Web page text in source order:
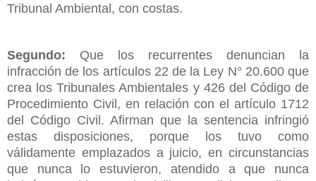
Tribunal Ambiental, con costas.
Segundo: Que los recurrentes denuncian la
infracción de los artículos 22 de la Ley N° 20.600 que
crea los Tribunales Ambientales y 426 del Código de
Procedimiento Civil, en relación con el artículo 1712
del Código Civil. Afirman que la sentencia infringió
estas disposiciones, porque los tuvo como
válidamente emplazados a juicio, en circunstancias
que nunca lo estuvieron, atendido a que nunca